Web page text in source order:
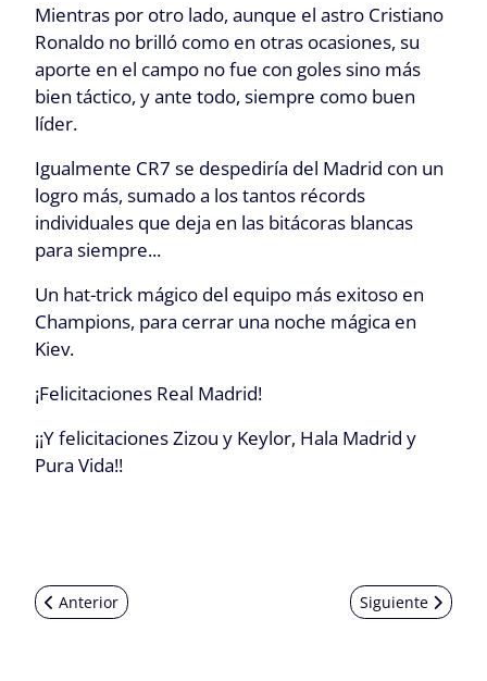
Mientras por otro lado, aunque el astro Cristiano
Ronaldo no brilló como en otras ocasiones, su
aporte en el campo no fue con goles sino más
bien táctico, y ante todo, siempre como buen
líder.
Igualmente CR7 se despediría del Madrid con un
logro más, sumado a los tantos récords
individuales que deja en las bitácoras blancas
para siempre...
Un hat-trick mágico del equipo más exitoso en
Champions, para cerrar una noche mágica en
Kiev.
¡Felicitaciones Real Madrid!
¡¡Y felicitaciones Zizou y Keylor, Hala Madrid y
Pura Vida!!
Artículo anterior: UEFA Champions: Final Histórica en
Anterior Artículo
Siguiente